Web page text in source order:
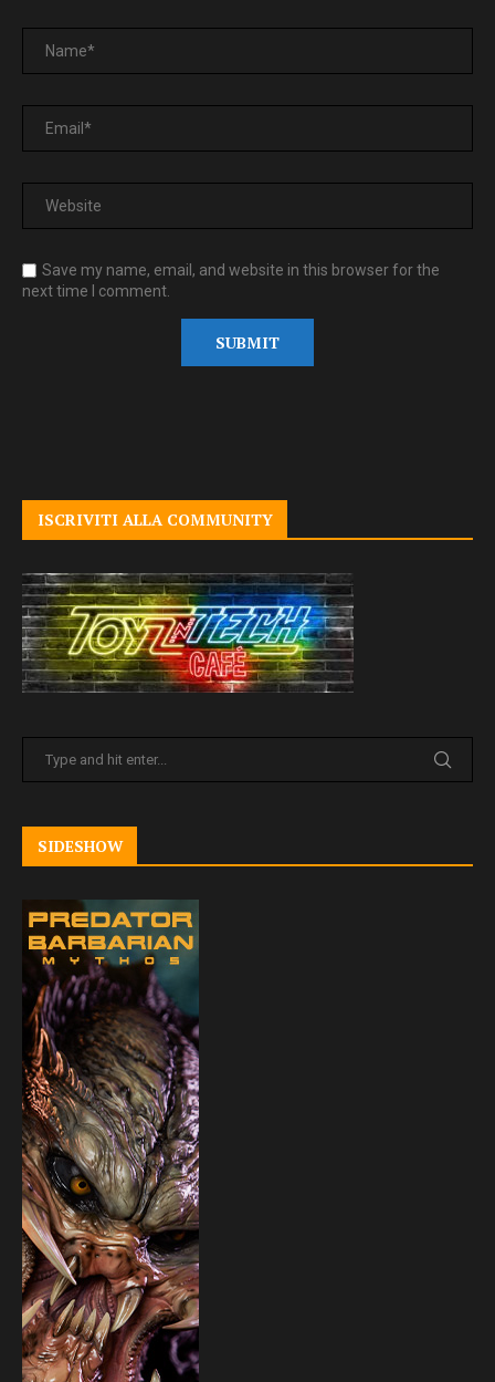
Save my name, email, and website in this browser for the
next time I comment.
ISCRIVITI ALLA COMMUNITY
SIDESHOW